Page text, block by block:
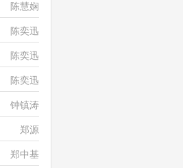
陈慧娴
陈奕迅
陈奕迅
陈奕迅
钟镇涛
郑源
郑中基